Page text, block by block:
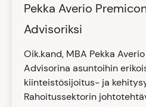
Pekka Averio
Advisoriksi
Oik.kand, MBA Pekka
Advisorina asuntoihin
kiinteistösijoitus- ja
Rahoitussektorin